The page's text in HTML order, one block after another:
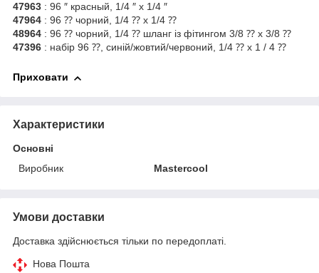
47963 : 96 ″ красный, 1/4 ″ x 1/4 ″
47964 : 96 ⁇ чорний, 1/4 ⁇ x 1/4 ⁇
48964 : 96 ⁇ чорний, 1/4 ⁇ шланг із фітингом 3/8 ⁇ x 3/8 ⁇
47396 : набір 96 ⁇, синій/жовтий/червоний, 1/4 ⁇ x 1 / 4 ⁇
Приховати
Характеристики
Основні
Виробник
Mastercool
Умови доставки
Доставка здійснюється тільки по передоплаті.
Нова Пошта